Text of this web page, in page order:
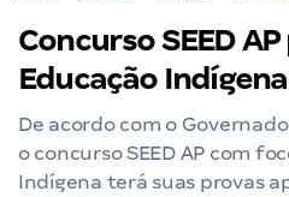
Concurso SEED
Educação
De acordo com o
o concurso SEED AP com
Indígena terá suas provas